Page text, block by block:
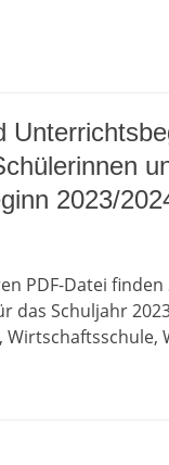
2023/
PDF-Datei
das Schuljahr